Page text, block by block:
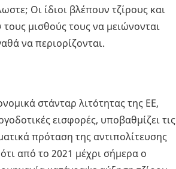
Οι ίδιοι βλέπουν τζίρους και
μισθούς τους να μειώνονται
να περιορίζονται.
στάνταρ λιτότητας της ΕΕ,
εισφορές, υποβαθμίζει τις
πρόταση της αντιπολίτευσης
από το 2021 μέχρι σήμερα ο